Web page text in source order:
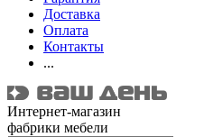
Доставка
Оплата
Контакты
...
Интернет-магазин
фабрики мебели